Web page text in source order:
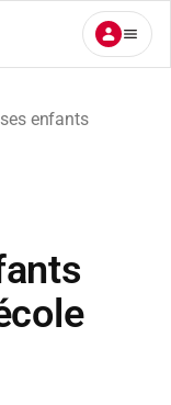
enfants